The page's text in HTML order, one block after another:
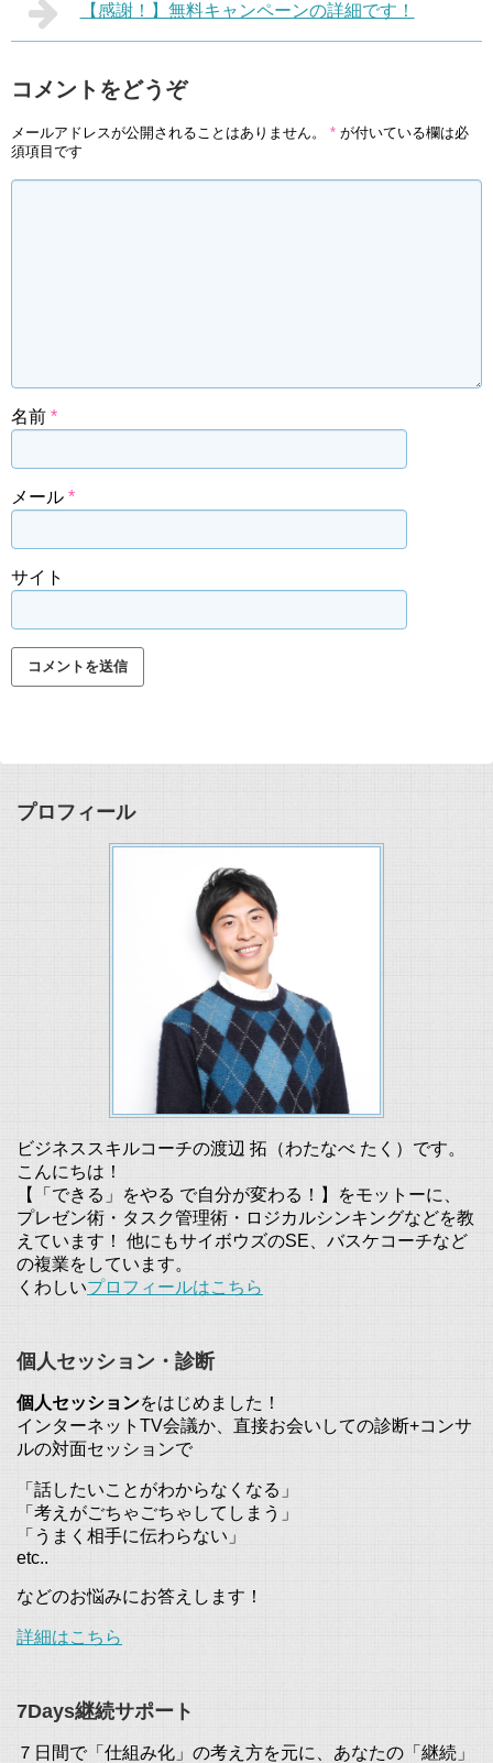
【感謝！】無料キャンペーンの詳細です！
コメントをどうぞ
メールアドレスが公開されることはありません。 * が付いている欄は必
須項目です
名前 *
メール *
サイト
プロフィール
ビジネススキルコーチの渡辺 拓（わたなべ たく）です。
こんにちは！
【「できる」をやる で自分が変わる！】をモットーに、
プレゼン術・タスク管理術・ロジカルシンキングなどを教
えています！ 他にもサイボウズのSE、バスケコーチなど
の複業をしています。
くわしいプロフィールはこちら
個人セッション・診断
個人セッションをはじめました！
インターネットTV会議か、直接お会いしての診断+コンサ
ルの対面セッションで
「話したいことがわからなくなる」
「考えがごちゃごちゃしてしまう」
「うまく相手に伝わらない」
etc..
などのお悩みにお答えします！
詳細はこちら
7Days継続サポート
７日間で「仕組み化」の考え方を元に、あなたの「継続」